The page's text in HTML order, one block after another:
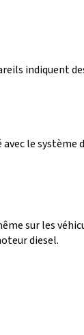
indiquent
le système
sur les
diesel.